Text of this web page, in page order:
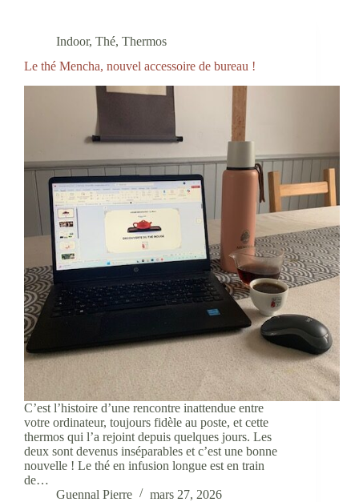
Indoor, Thé, Thermos
Le thé Mencha, nouvel accessoire de bureau !
C’est l’histoire d’une rencontre inattendue entre
votre ordinateur, toujours fidèle au poste, et cette
thermos qui l’a rejoint depuis quelques jours. Les
deux sont devenus inséparables et c’est une bonne
nouvelle ! Le thé en infusion longue est en train
de…
Guennal Pierre
mars 27, 2026